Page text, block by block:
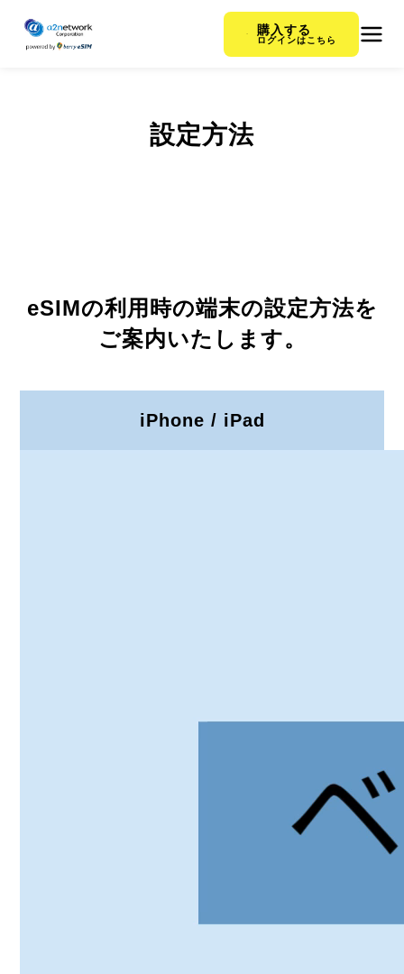
購入する
ログインはこちら
設定方法
eSIMの利用時の端末の設定方法を
ご案内いたします。
iPhone / iPad